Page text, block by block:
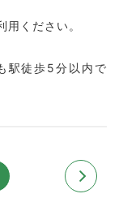
ください。
駅徒歩5分以内で